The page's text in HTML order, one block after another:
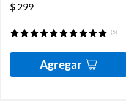
$ 299
(5)
Agregar